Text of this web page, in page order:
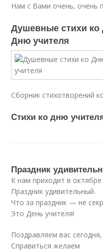
Нам с Вами очень, очень
Душевные стихи ко
Дню учителя
Сборник стихотворений
Стихи ко дню
Праздник
К нам приходит в октябре
Праздник удивительный.
Что за праздник — не
Это День учителя!
Поздравляем вас сегодня,
Справиться желаем